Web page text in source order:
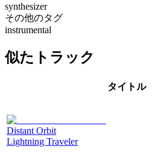
synthesizer
その他のタグ
instrumental
似たトラック
タイトル
Distant Orbit
Lightning Traveler